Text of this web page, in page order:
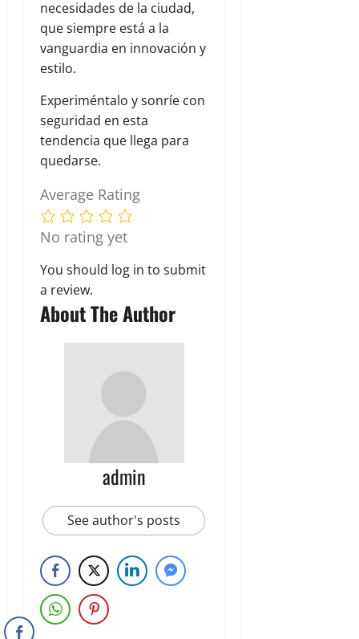
necesidades de la ciudad,
que siempre está a la
vanguardia en innovación y
estilo.
Experiméntalo y sonríe con
seguridad en esta
tendencia que llega para
quedarse.
Average Rating
No rating yet
You should log in to submit
a review.
About The Author
admin
See author's posts